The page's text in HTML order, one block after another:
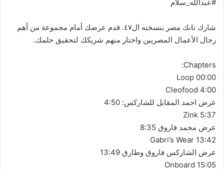
#عبدالله_سلام
شارك تانك مصر بنسخته ال٤٧. قدم عرضك أمام مجموعة من أهم
رجال الأعمال المصريين واختار منهم شريكك لتحقيق حلمك.
Chapters:
Loop 00:00
Cleofood 4:00
عرض احمد المقابل للشاركس: 4:50
Zink 5:37
عرض محمد فاروق 8:35
Gabri’s Wear 13:42
عرض الشاركس فاروق وطارق 13:49
Onboard 15:05